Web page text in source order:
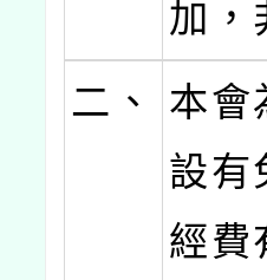
加，
二、
本會
設有
經費